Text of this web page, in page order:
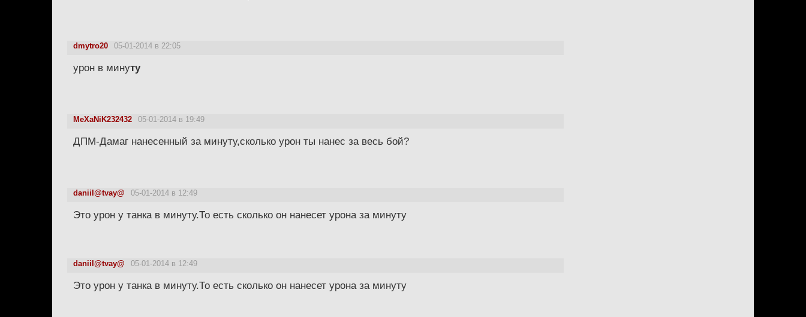
dmytro20 05-01-2014 в 22:05
урон в минуту
MeXaNiK232432 05-01-2014 в 19:49
ДПМ-Дамаг нанесенный за минуту,сколько урон ты нанес за весь бой?
daniil@tvay@ 05-01-2014 в 12:49
Это урон у танка в минуту.То есть сколько он нанесет урона за минуту
daniil@tvay@ 05-01-2014 в 12:49
Это урон у танка в минуту.То есть сколько он нанесет урона за минуту